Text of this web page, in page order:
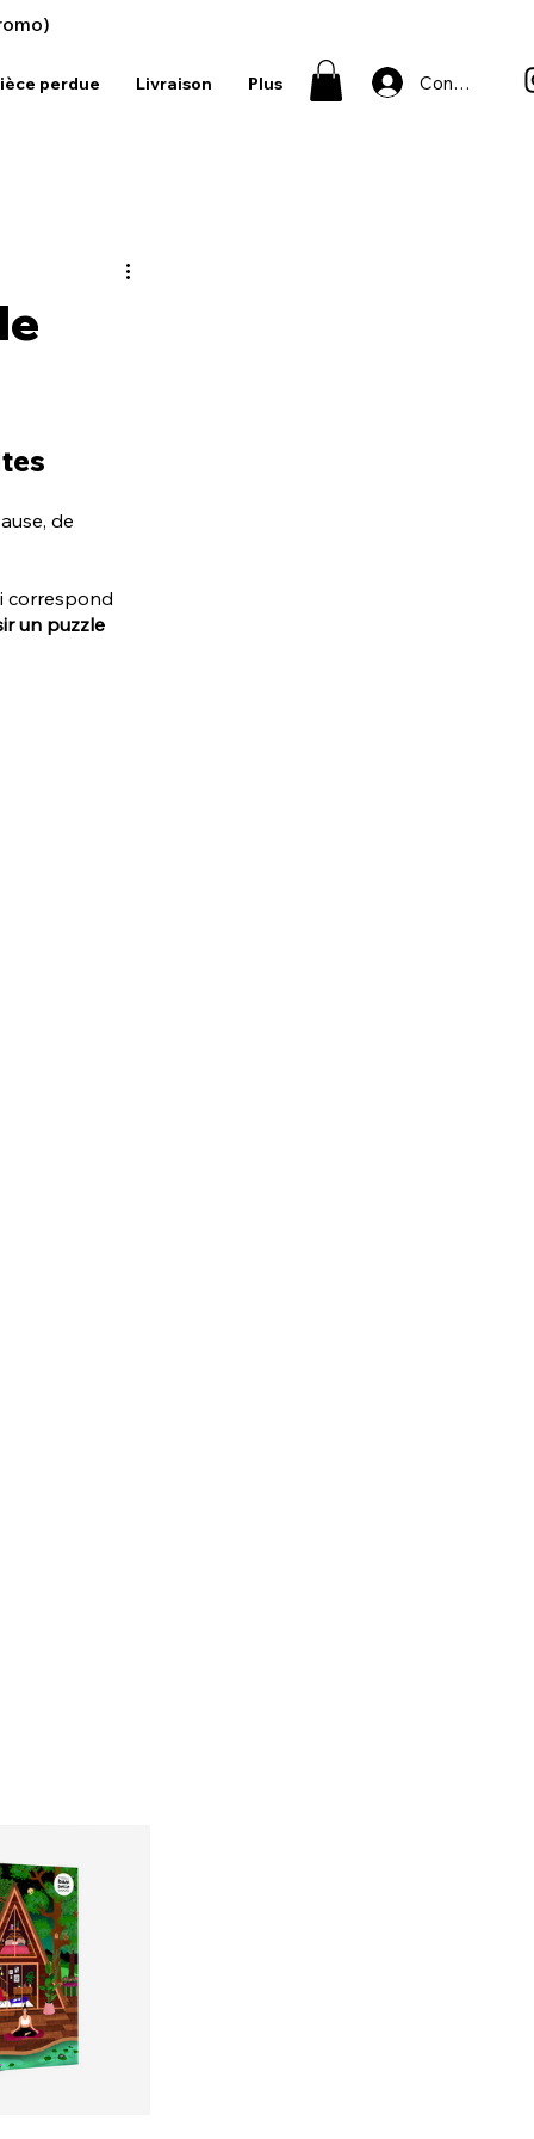
perdue Livraison Plus Connexion
de
correspond
un puzzle